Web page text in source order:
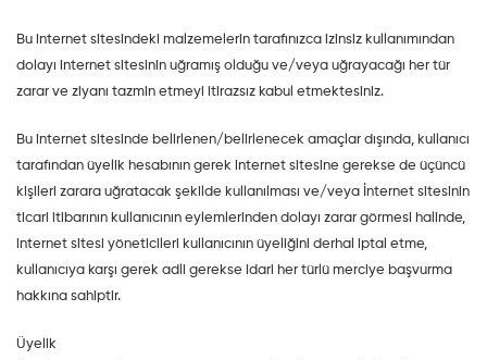
Bu internet sitesindeki malzemelerin tarafınızca izinsiz kullanımından
dolayı internet sitesinin uğramış olduğu ve/veya uğrayacağı her tür
zarar ve ziyanı tazmin etmeyi itirazsız kabul etmektesiniz.
Bu internet sitesinde belirlenen/belirlenecek amaçlar dışında, kullanıcı
tarafından üyelik hesabının gerek internet sitesine gerekse de üçüncü
kişileri zarara uğratacak şekilde kullanılması ve/veya İnternet sitesinin
ticari itibarının kullanıcının eylemlerinden dolayı zarar görmesi halinde,
internet sitesi yöneticileri kullanıcının üyeliğini derhal iptal etme,
kullanıcıya karşı gerek adli gerekse idari her türlü merciye başvurma
hakkına sahiptir.
Üyelik